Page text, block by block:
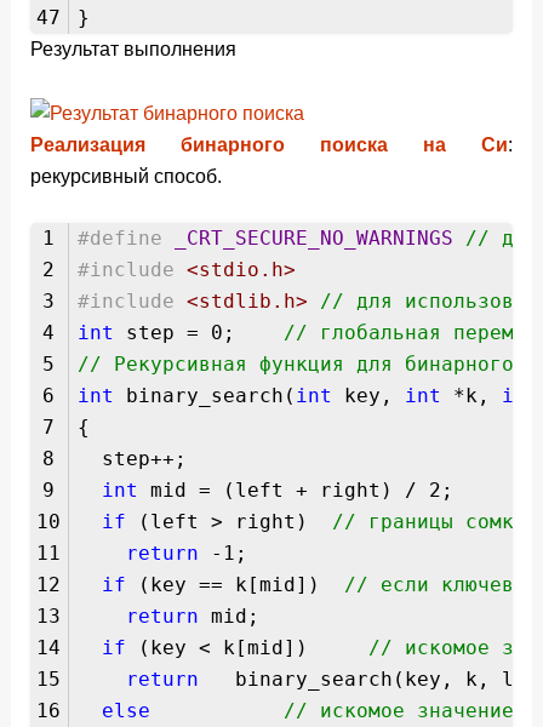
47
}
Результат выполнения
Реализация бинарного поиска на Си:
рекурсивный способ.
1
2
3
4
5
6
7
8
9
10
11
12
13
14
15
16
#define _CRT_SECURE_NO_WARNINGS
// для
#include
<stdio.h>
#include
<stdlib.h>
// для
int
step = 0; // глобальная
// Рекурсивная функция для бинарного
int
binary_search( int key, int *k, int
{
step++;
int
mid = (left + right) / 2;
if (left > right) // границы
return -1;
if (key == k[mid]) // если ключевое
return mid;
if (key < k[mid]) // искомое
return binary_search(key, k,
else
// искомое значение в